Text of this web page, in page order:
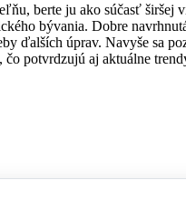
berte ju ako súčasť širšej
bývania. Dobre
ďalších úprav. Navyše sa
potvrdzujú aj aktuálne